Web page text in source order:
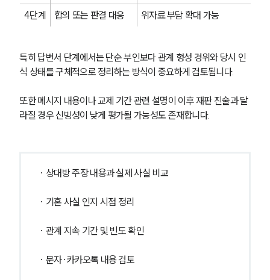
4단계 합의 또는 판결 대응 위자료 부담 확대 가능
특히 답변서 단계에서는 단순 부인보다 관계 형성 경위와 당시 인
식 상태를 구체적으로 정리하는 방식이 중요하게 검토됩니다.
또한 메시지 내용이나 교제 기간 관련 설명이 이후 재판 진술과 달
라질 경우 신빙성이 낮게 평가될 가능성도 존재합니다.
· 상대방 주장 내용과 실제 사실 비교
· 기혼 사실 인지 시점 정리
· 관계 지속 기간 및 빈도 확인
· 문자·카카오톡 내용 검토